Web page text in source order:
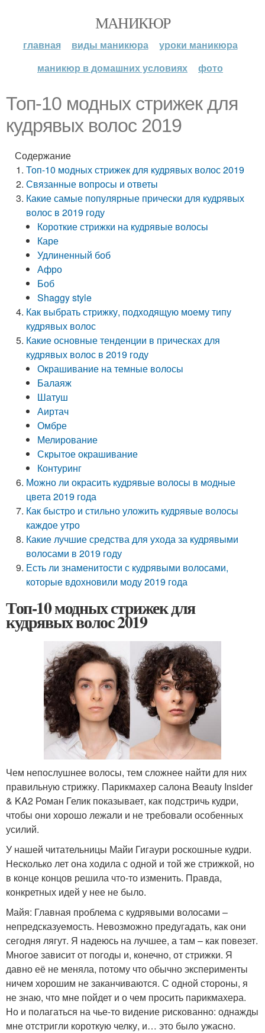
МАНИКЮР
главная виды маникюра
уроки маникюра
маникюр в домашних условиях
фото
Топ-10 модных стрижек для
кудрявых волос 2019
Содержание
Топ-10 модных стрижек для кудрявых волос 2019
Связанные вопросы и ответы
Какие самые популярные прически для кудрявых
волос в 2019 году
Короткие стрижки на кудрявые волосы
Каре
Удлиненный боб
Афро
Боб
Shaggy style
Как выбрать стрижку, подходящую моему типу
кудрявых волос
Какие основные тенденции в прическах для
кудрявых волос в 2019 году
Окрашивание на темные волосы
Балаяж
Шатуш
Аиртач
Омбре
Мелирование
Скрытое окрашивание
Контуринг
Можно ли окрасить кудрявые волосы в модные
цвета 2019 года
Как быстро и стильно уложить кудрявые волосы
каждое утро
Какие лучшие средства для ухода за кудрявыми
волосами в 2019 году
Есть ли знаменитости с кудрявыми волосами,
которые вдохновили моду 2019 года
Топ-10 модных стрижек для
кудрявых волос 2019
Чем непослушнее волосы, тем сложнее найти для них
правильную стрижку. Парикмахер салона Beauty Insider
& KA2 Роман Гелик показывает, как подстричь кудри,
чтобы они хорошо лежали и не требовали особенных
усилий.
У нашей читательницы Майи Гигаури роскошные кудри.
Несколько лет она ходила с одной и той же стрижкой, но
в конце концов решила что-то изменить. Правда,
конкретных идей у нее не было.
Майя: Главная проблема с кудрявыми волосами –
непредсказуемость. Невозможно предугадать, как они
сегодня лягут. Я надеюсь на лучшее, а там – как повезет.
Многое зависит от погоды и, конечно, от стрижки. Я
давно её не меняла, потому что обычно эксперименты
ничем хорошим не заканчиваются. С одной стороны, я
не знаю, что мне пойдет и о чем просить парикмахера.
Но и полагаться на чье-то видение рискованно: однажды
мне отстригли короткую челку, и… это было ужасно.